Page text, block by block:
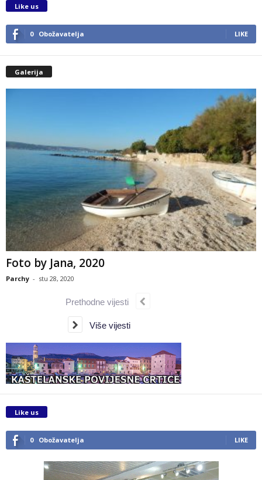
Like us
0 Obožavatelja LIKE
Galerija
Foto by Jana, 2020
Parchy - stu 28, 2020
Prethodne vijesti
Više vijesti
Like us
0 Obožavatelja LIKE